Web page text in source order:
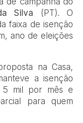
Silva (PT). O
faixa de isenção
ano de eleições
na Casa,
a isenção
5 mil por mês e
para quem